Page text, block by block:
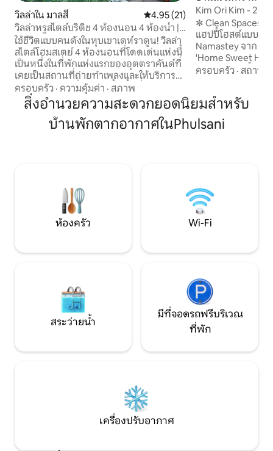
วิลล่าใน มาลสี คะแนนเฉลี่ย 4.95 จาก 5, 21 รีวิว
4.95 (21)
วิลล่าหรูสไตล์บริติช 4 ห้องนอน 4 ห้องน้ำ |
ใกล้มัสซูรี
ใช้ชีวิตแบบคนดังในหุบเขาเดห์ราดูน! วิลล่า
สไตล์โฮมสเตย์ 4 ห้องนอนที่โดดเด่นแห่งนี้
เป็นหนึ่งในที่พักแห่งแรกของอุตตราคันด์ที่
เคยเป็นสถานที่ถ่ายทำเพลงและให้บริการ
ดาราบอลลีวูด ที่พักแห่งนี้มีพื้นที่กว้างกว่า
1,000 ตารางหลา มีสนามหญ้า 4 ระเบียง
และวิวเมืองมัสซูรี ผสมผสานเสน่ห์แบบ
ชนบทเข้ากับความสะดวกสบายทันสมัย
และพื้นที่สำหรับสัตว์เลี้ยง เหมาะสำหรับวัน
หยุด การรวมตัว และการทำงาน
ครอบครัว · ความคุ้มค่า · สภาพ
Kim Ori Kim - 2
พร้อมระเบียง
✼ Clean Spaces ✼ Cosy Corners ✼ ♡
แฮปปี้โฮสต์แบบ♡บ้านๆ
Namastey จาก
'Home Sweet
เรา 2bhk บนชั้น 1 ของเราได้รับการทำและ
ของฉันเป็นส่วนขย
ฮาดีที่เรียบง่ายข
ความสะดวกที่จำเ
ครอบครัว · สถานที่
สิ่งอำนวยความสะดวกยอดนิยมสำหรับ
บ้านพักตากอากาศในPhulsani
ห้องครัว Wi-Fi
สระว่ายน้ำ
มีที่จอดรถฟรีบริเวณ
ที่พัก
เครื่องปรับอากาศ